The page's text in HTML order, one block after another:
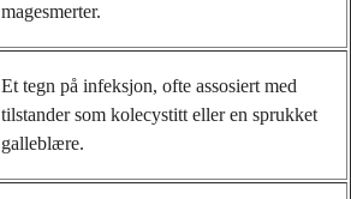
magesmerter.
Et tegn på infeksjon, ofte assosiert med
tilstander som kolecystitt eller en sprukket
galleblære.